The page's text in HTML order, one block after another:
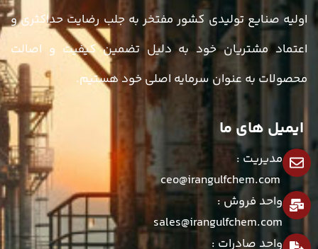
اولیه صنایع تولیدی کشور مفتخر به جلب رضایت حداکثری و
اعتماد مشتریان خود به دلیل تضمین کیفیت و اصالت
محصولات به عنوان سرمایه اصلی خود هستیم.
ایمیل های ما
مدیریت :
واحد فروش :
sales@irangulfchem.com
واحد صادرات :